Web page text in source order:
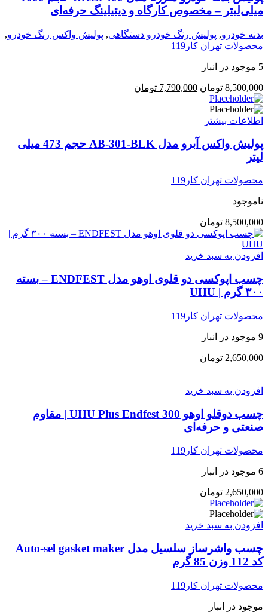
میلی‌لیتر – مخصوص کارگاه و دیتیلینگ حرفه‌ای
بدنه خودرو, پولیش رنگ خودرو دستگاهی, پولیش واکس رنگ خودرو,
محصولات تهران کار119
5 موجود در انبار
8,500,000 تومان 7,790,000 تومان
اطلاعات بیشتر
پولیش واکس آبرو مدل AB-301-BLK حجم 473 میلی
لیتر
محصولات تهران کار119
ناموجود
8,500,000 تومان
افزودن به سبد خرید
چسب اپوکسی دو قلوی اوهو مدل ENDFEST – بسته
۳۰۰ گرم | UHU
محصولات تهران کار119
9 موجود در انبار
2,650,000 تومان
افزودن به سبد خرید
چسب دوقلو اوهو UHU Plus Endfest 300 | مقاوم
صنعتی و حرفه‌ای
محصولات تهران کار119
6 موجود در انبار
2,650,000 تومان
افزودن به سبد خرید
چسب واشرساز سلسیل مدل Auto-sel gasket maker
کد 112 وزن 85 گرم
محصولات تهران کار119
موجود در انبار